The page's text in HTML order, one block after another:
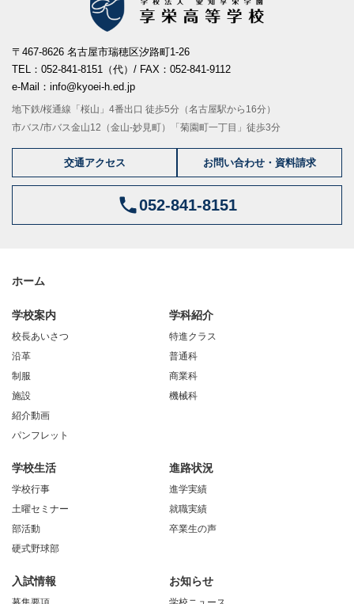
〒467-8626 名古屋市瑞穂区汐路町1-26
TEL：052-841-8151（代）/ FAX：052-841-9112
e-Mail：info@kyoei-h.ed.jp
地下鉄/桜通線「桜山」4番出口 徒歩5分（名古屋駅から16分）
市バス/市バス金山12（金山-妙見町）「菊園町一丁目」徒歩3分
交通アクセス お問い合わせ・資料請求
052-841-8151
ホーム
学校案内
校長あいさつ
沿革
制服
施設
紹介動画
パンフレット
学科紹介
特進クラス
普通科
商業科
機械科
学校生活
学校行事
土曜セミナー
部活動
硬式野球部
進路状況
進学実績
就職実績
卒業生の声
入試情報 お知らせ